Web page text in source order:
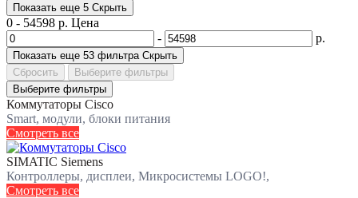
Показать еще 5 Скрыть
0 - 54598 р. Цена
-
р.
Показать еще 53 фильтра Скрыть
Сбросить
Выберите фильтры
Выберите фильтры
Коммутаторы Cisco
Smart, модули, блоки питания
Смотреть все
SIMATIC Siemens
Контроллеры, дисплеи, Микросистемы LOGO!,
Смотреть все